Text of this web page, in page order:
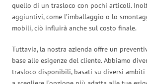
quello di un trasloco con pochi articoli.
aggiuntivi, come l’imballaggio o lo
mobili, ciò influirà anche sul costo finale.
Tuttavia, la nostra azienda offre un
base alle esigenze del cliente. Abbiamo
trasloco disponibili, basati su diversi ambiti